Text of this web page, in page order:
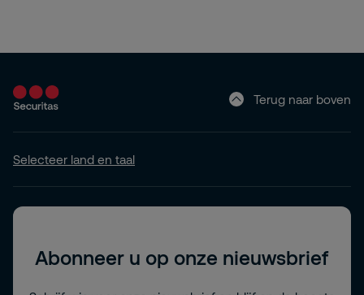
Terug naar boven
Selecteer land en taal
Abonneer u op onze nieuwsbrief